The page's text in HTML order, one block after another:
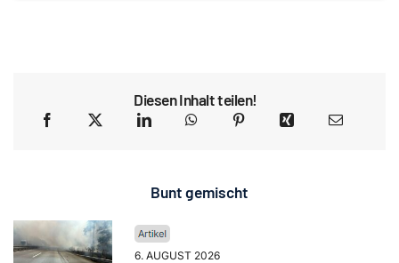
Diesen Inhalt teilen!
Bunt gemischt
6. AUGUST 2026